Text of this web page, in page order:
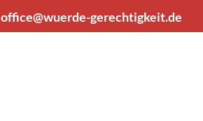
office@wuerde-gerechtigkeit.de